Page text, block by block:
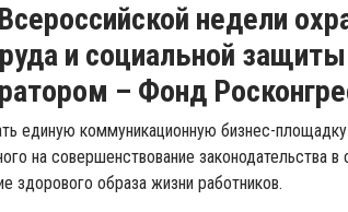
недели
и социальной
– Фонд
единую коммуникационную бизнес-
на совершенствование
здорового образа жизни работников.